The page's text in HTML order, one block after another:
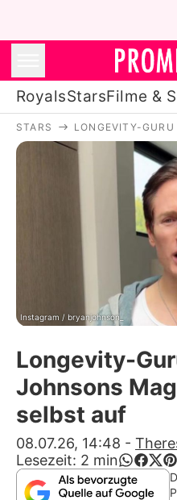
RoyalsStarsFilme &
Filme
Alle Themen
App
STARS LONGEVITY-
Instagram / bryanjohnson_
Longevity-
Johnsons
selbst auf
08.07.26, 14:48 -
Lesezeit: 2 min